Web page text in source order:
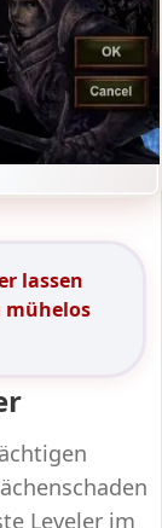
lassen
mühelos
Leveler im